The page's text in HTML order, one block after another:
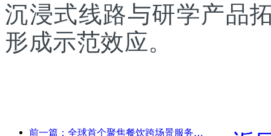
沉浸式线路与研学产品
形成示范效应。
前一篇：全球首个聚焦餐饮跨场景服务的人形机器人发布